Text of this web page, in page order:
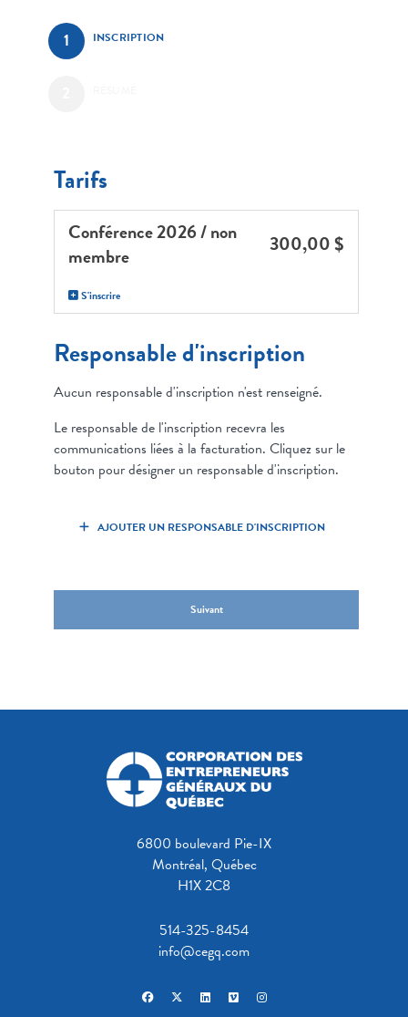
INSCRIPTION
Tarifs
Conférence 2026 / non
membre
300,00 $
S'inscrire
Responsable d'inscription
Aucun responsable d'inscription n'est renseigné.
Le responsable de l'inscription recevra les
communications liées à la facturation. Cliquez sur le
bouton pour désigner un responsable d'inscription.
AJOUTER UN RESPONSABLE D'INSCRIPTION
Suivant
6800 boulevard Pie-IX
Montréal, Québec
H1X 2C8
514-325-8454
info@cegq.com
facebookx-twitterlinkedinvimeoinstagram